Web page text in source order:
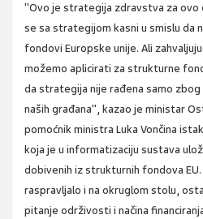
"Ovo je strategija zdravstva za ovo
se sa strategijom kasni u smislu
fondovi Europske unije. Ali
možemo aplicirati za strukturne
da strategija nije rađena samo zbog
naših građana", kazao je ministar
pomoćnik ministra Luka Vončina
koja je u informatizaciju sustava
dobivenih iz strukturnih fondova
raspravljalo i na okruglom stolu,
pitanje održivosti i načina